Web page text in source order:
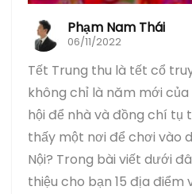
Phạm Nam Thái
06/11/2022
Tết Trung thu là tết cổ
không chỉ là năm mới
hội để nhà và đồng chí tụ
thấy một nơi để chơi vào
Nội? Trong bài viết dưới
thiệu cho bạn 15 địa